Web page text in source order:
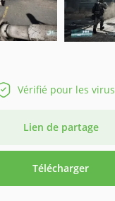
Vérifié pour les virus
Lien de partage
Télécharger